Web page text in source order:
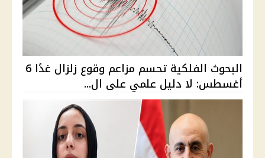
البحوث الفلكية تحسم مزاعم وقوع زلزال غدًا 6
أغسطس: لا دليل علمي على ال...